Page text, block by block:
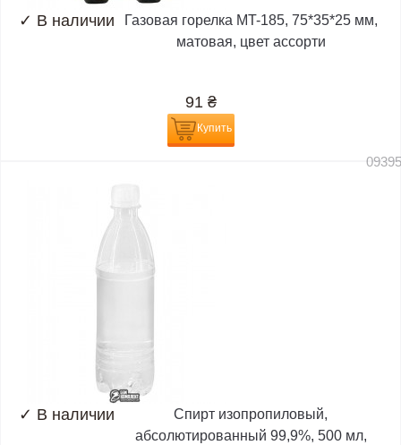
✓ В наличии
Газовая горелка MT-185, 75*35*25 мм,
матовая, цвет ассорти
91 ₴
Купить
✓ В наличии
Спирт изопропиловый,
абсолютированный 99,9%, 500 мл,